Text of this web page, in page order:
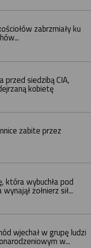
zabrzmiały ku
przed siedzibą CIA,
kobietę
zabite przez
która wybuchła pod
żołnierz sił...
wjechał w grupę ludzi
w...